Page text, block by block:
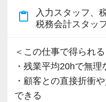
所を決めました。
A. さまざまな業務を
より成長スピードが
Q. 職場の雰囲気は？
content_paste
入力スタッフ、
税務会計スタッ
＜この仕事で得られ
・残業平均20hで無理
・顧客との直接折衝
できる